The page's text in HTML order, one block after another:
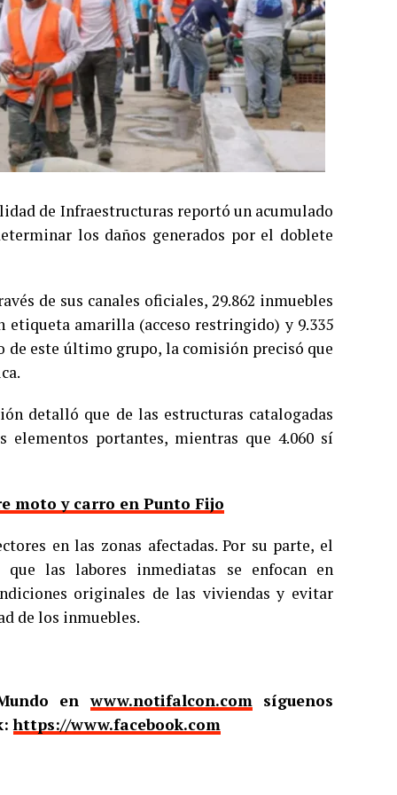
de Infraestructuras reportó un acumulado
los daños generados por el doblete
de sus canales oficiales, 29.862 inmuebles
etiqueta amarilla (acceso restringido) y 9.335
este último grupo, la comisión precisó que
detalló que de las estructuras catalogadas
elementos portantes, mientras que 4.060 sí
moto y carro en Punto Fijo
en las zonas afectadas. Por su parte, el
que las labores inmediatas se enfocan en
originales de las viviendas y evitar
de los inmuebles.
enwww.notifalcon.comsíguenos
https://www.facebook.com